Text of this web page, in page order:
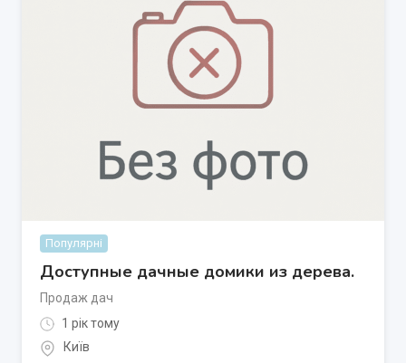
Популярні
Доступные дачные домики из дерева.
Продаж дач
1 рік тому
Київ